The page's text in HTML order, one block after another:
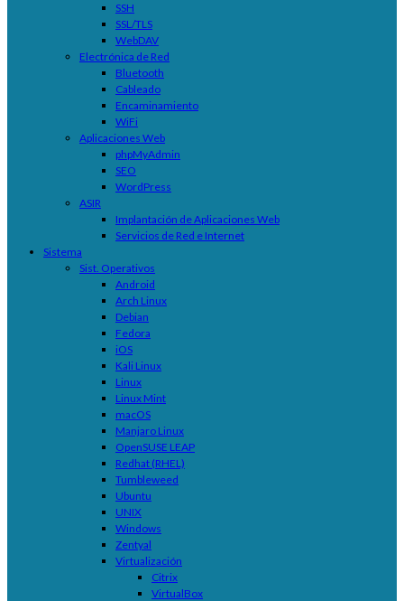
SSH
SSL/TLS
WebDAV
Electrónica de Red
Bluetooth
Cableado
Encaminamiento
WiFi
Aplicaciones Web
phpMyAdmin
SEO
WordPress
ASIR
Implantación de Aplicaciones Web
Servicios de Red e Internet
Sistema
Sist. Operativos
Android
Arch Linux
Debian
Fedora
iOS
Kali Linux
Linux
Linux Mint
macOS
Manjaro Linux
OpenSUSE LEAP
Redhat (RHEL)
Tumbleweed
Ubuntu
UNIX
Windows
Zentyal
Virtualización
Citrix
VirtualBox